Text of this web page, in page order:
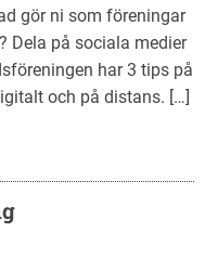
gör ni som föreningar
Dela på sociala medier
har 3 tips på
och på distans. […]